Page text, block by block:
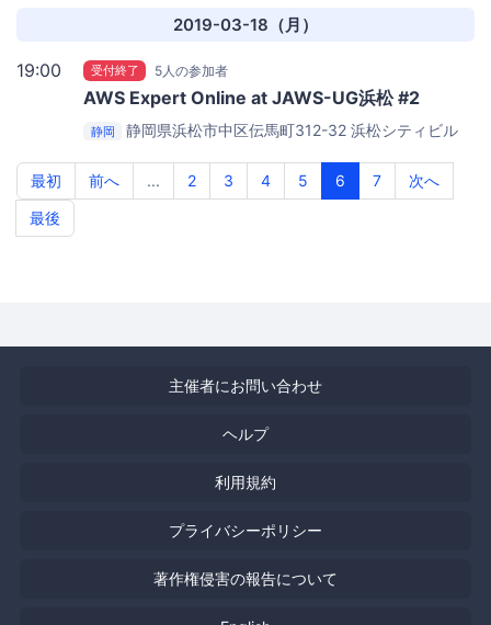
2019-03-18（月）
19:00 受付終了 5人の参加者
AWS Expert Online at JAWS-UG浜松 #2
静岡
静岡県浜松市中区伝馬町312-32 浜松シティビル
最初
前へ ... 2 3 4 5 6 7
次へ
最後
主催者にお問い合わせ
ヘルプ
利用規約
プライバシーポリシー
著作権侵害の報告について